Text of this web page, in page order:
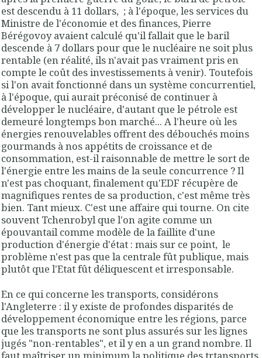
est descendu à 11 dollars, ; à l'époque, les services du
Ministre de l'économie et des finances, Pierre
Bérégovoy avaient calculé qu'il fallait que le baril
descende à 7 dollars pour que le nucléaire ne soit plus
rentable (en réalité, ils n'avait pas vraiment pris en
compte le coût des investissements à venir). Toutefois
si l'on avait fonctionné dans un système concurrentiel,
à l'époque, qui aurait préconisé de continuer à
développer le nucléaire, d'autant que le pétrole est
demeuré longtemps bon marché... A l'heure où les
énergies renouvelables offrent des débouchés moins
gourmands à nos appétits de croissance et de
consommation, est-il raisonnable de mettre le sort de
l'énergie entre les mains de la seule concurrence ? Il
n'est pas choquant, finalement qu'EDF récupère de
magnifiques rentes de sa production, c'est même très
bien. Tant mieux. C'est une affaire qui tourne. On cite
souvent Tchenrobyl que l'on agite comme un
épouvantail comme modèle de la faillite d'une
production d'énergie d'état : mais sur ce point, le
problème n'est pas que la centrale fût publique, mais
plutôt que l'Etat fût déliquescent et irresponsable.
En ce qui concerne les transports, considérons
l'Angleterre : il y existe de profondes disparités de
développement économique entre les régions, parce
que les transports ne sont plus assurés sur les lignes
jugés "non-rentables", et il y en a un grand nombre. Il